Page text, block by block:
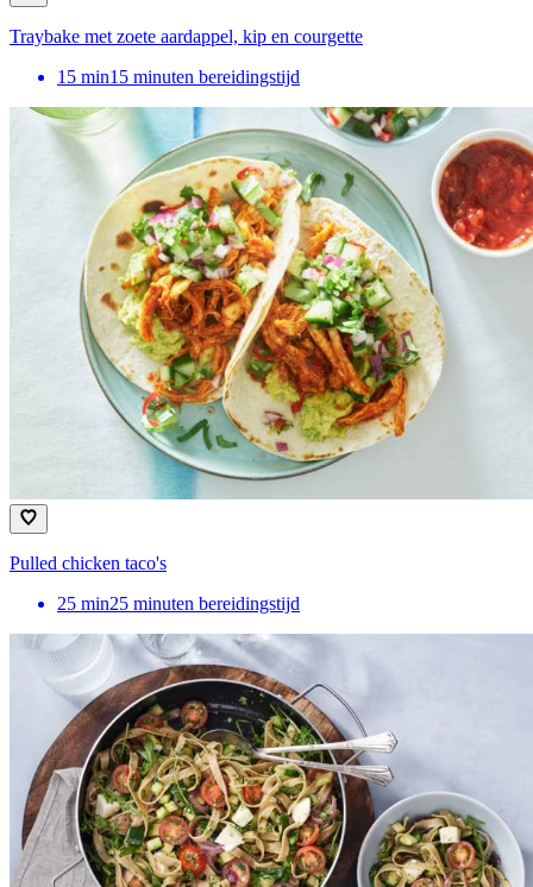
Traybake met zoete aardappel, kip en courgette
15 min15 minuten bereidingstijd
Pulled chicken taco's
25 min25 minuten bereidingstijd